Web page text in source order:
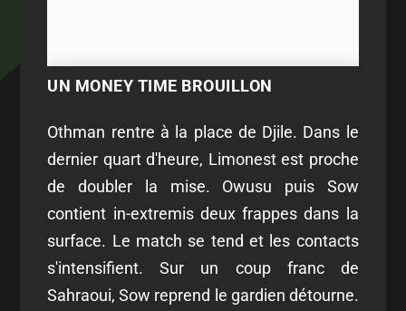
UN MONEY TIME BROUILLON
Othman rentre à la place de Djile. Dans le
dernier quart d'heure, Limonest est proche
de doubler la mise. Owusu puis Sow
contient in-extremis deux frappes dans la
surface. Le match se tend et les contacts
s'intensifient. Sur un coup franc de
Sahraoui, Sow reprend le gardien détourne.